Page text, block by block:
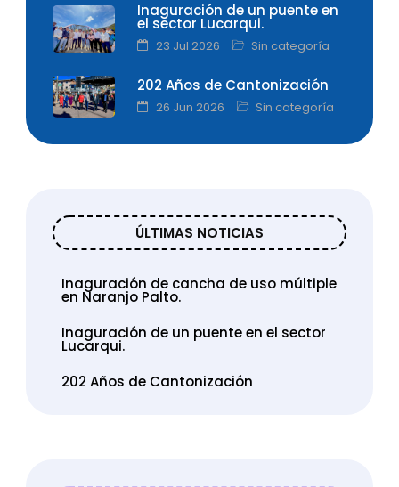
Inaguración de un puente en
el sector Lucarqui.
23 Jul 2026 Sin categoría
202 Años de Cantonización
26 Jun 2026 Sin categoría
ÚLTIMAS NOTICIAS
Inaguración de cancha de uso múltiple
en Naranjo Palto.
Inaguración de un puente en el sector
Lucarqui.
202 Años de Cantonización